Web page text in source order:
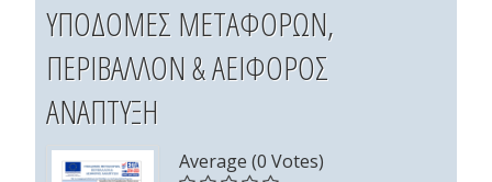
ΥΠΟΔΟΜΕΣ ΜΕΤΑΦΟΡΩΝ,
ΠΕΡΙΒΑΛΛΟΝ & ΑΕΙΦΟΡΟΣ
ΑΝΑΠΤΥΞΗ
Average (0 Votes)